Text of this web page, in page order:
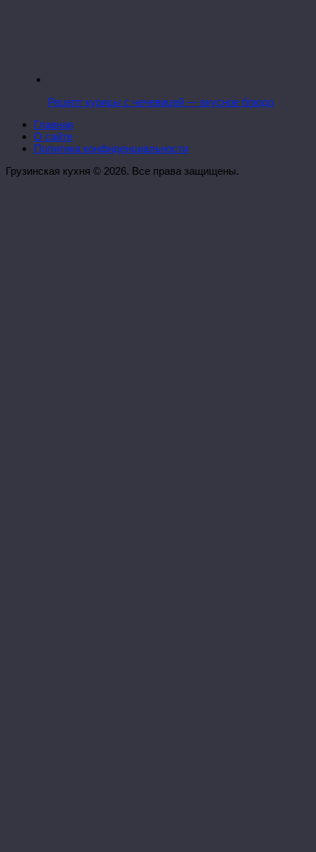
Рецепт курицы с чечевицей — вкусное блюдо
Главная
О сайте
Политика конфиденциальности
Грузинская кухня © 2026. Все права защищены.